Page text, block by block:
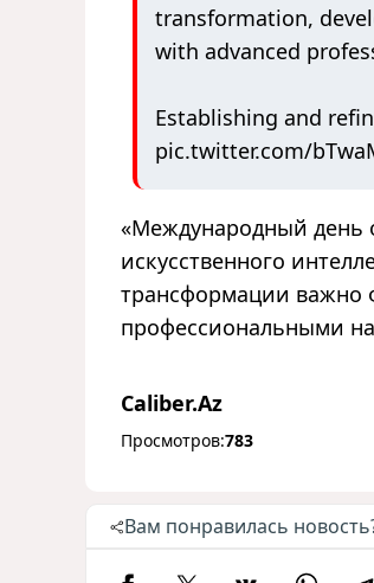
transformation,
with advanced
Establishing and
pic.twitter.com/
«Международный день
искусственного
трансформации важно
профессиональными
Caliber.Az
Просмотров:783
Вам понравилась